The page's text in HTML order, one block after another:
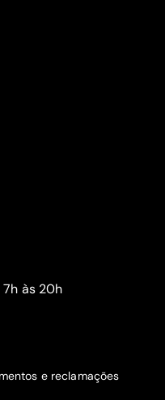
às 20h
e reclamações